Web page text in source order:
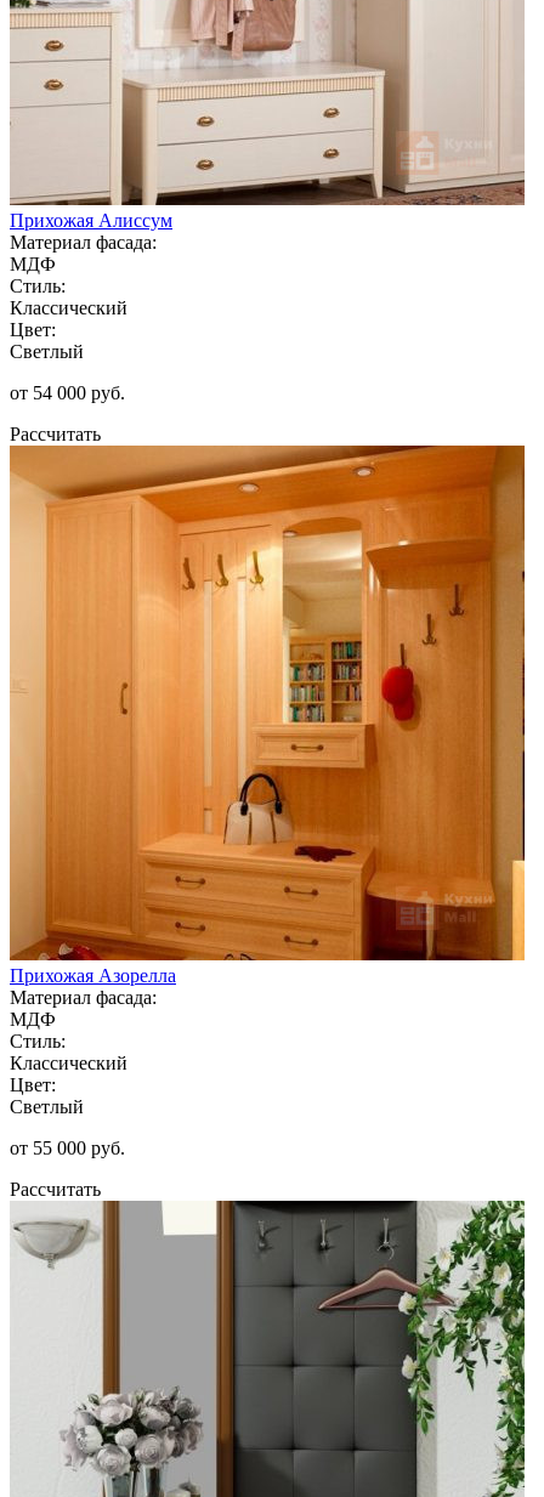
Прихожая Алиссум
Материал фасада:
МДФ
Стиль:
Классический
Цвет:
Светлый
от 54 000 руб.
Рассчитать
Прихожая Азорелла
Материал фасада:
МДФ
Стиль:
Классический
Цвет:
Светлый
от 55 000 руб.
Рассчитать